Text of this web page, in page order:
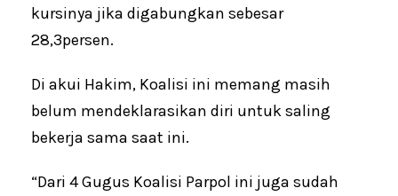
kursinya jika digabungkan sebesar
28,3persen.
Di akui Hakim, Koalisi ini memang masih
belum mendeklarasikan diri untuk saling
bekerja sama saat ini.
“Dari 4 Gugus Koalisi Parpol ini juga sudah